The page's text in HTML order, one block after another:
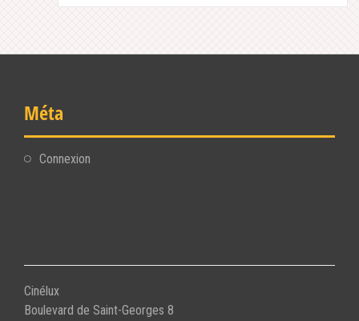
Méta
Connexion
Cinélux
Boulevard de Saint-Georges 8